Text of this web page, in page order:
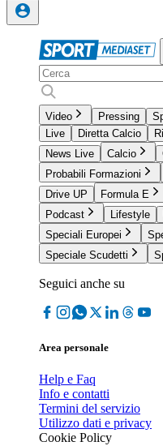
Video Pressing
Live
Diretta Calcio
News Live
Calcio
Probabili Formazioni
Drive UP
Formula E
Podcast
Lifestyle
Speciali Europei
Speciale Scudetti
Seguici anche su
Area personale
Help e Faq
Info e contatti
Termini del servizio
Utilizzo dati e privacy
Cookie Policy